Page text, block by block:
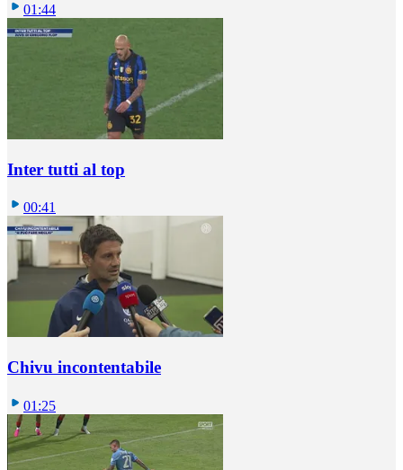
01:44
Inter tutti al top
00:41
Chivu incontentabile
01:25